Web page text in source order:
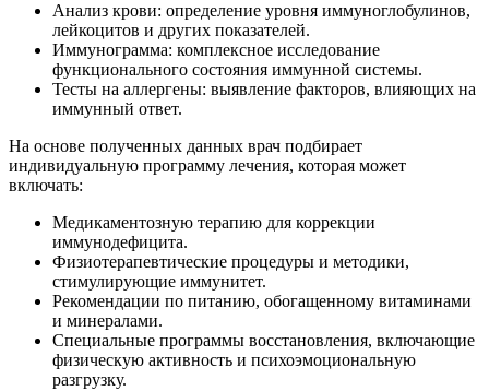
Анализ крови: определение уровня иммуноглобулинов,
лейкоцитов и других показателей.
Иммунограмма: комплексное исследование
функционального состояния иммунной системы.
Тесты на аллергены: выявление факторов, влияющих на
иммунный ответ.
На основе полученных данных врач подбирает
индивидуальную программу лечения, которая может
включать:
Медикаментозную терапию для коррекции
иммунодефицита.
Физиотерапевтические процедуры и методики,
стимулирующие иммунитет.
Рекомендации по питанию, обогащенному витаминами
и минералами.
Специальные программы восстановления, включающие
физическую активность и психоэмоциональную
разгрузку.